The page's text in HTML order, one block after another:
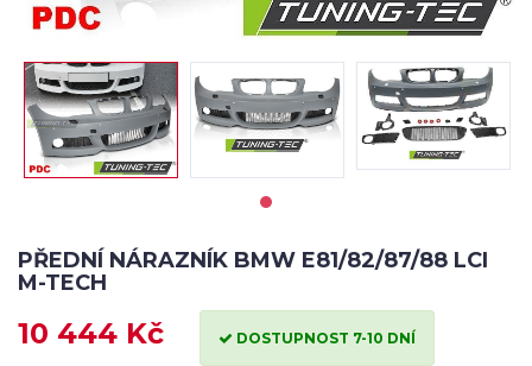
PŘEDNÍ NÁRAZNÍK BMW E81/82/87/88 LCI
M-TECH
10 444 Kč DOSTUPNOST 7-10 DNÍ